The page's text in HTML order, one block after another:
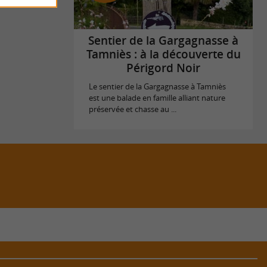
Sentier de la Gargagnasse à
Tamniès : à la découverte du
Périgord Noir
Le sentier de la Gargagnasse à Tamniès
est une balade en famille alliant nature
préservée et chasse au ...